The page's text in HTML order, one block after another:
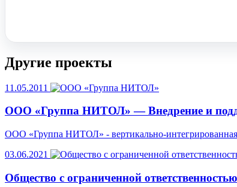
Другие проекты
11.05.2011
ООО «Группа НИТОЛ» — Внедрение и
ООО «Группа НИТОЛ» - вертикально-
03.06.2021
Общество с ограниченной